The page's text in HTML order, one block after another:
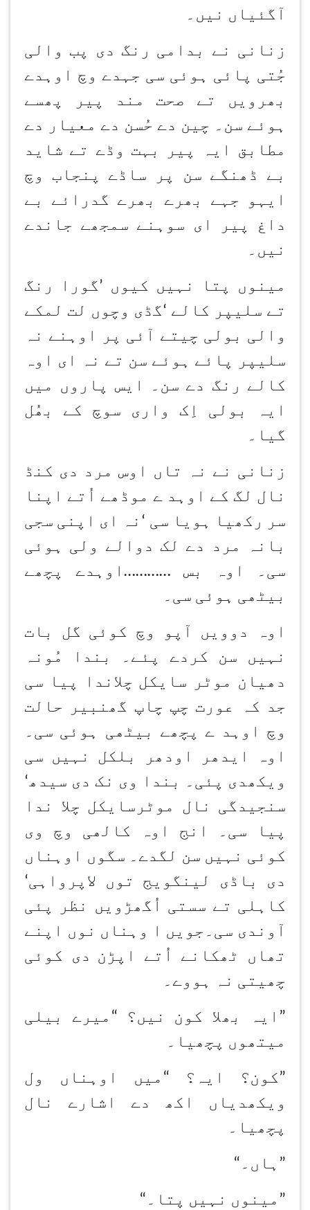
آگئیاں نیں۔
زنانی نے بدامی رنگ دی پب والی
جُتی پائی ہوئی سی جہدے وچ اوہدے
بھرویں تے صحت مند پیر پھسے
ہوئے سن۔ چین دے حُسن دے معیار دے
مطابق ایہ پیر بہت وڈے تے شاید
بے ڈھنگے سن پر ساڈے پنجاب وچ
ایہو جہے بھرے بھرے گدرائے بے
داغ پیر ای سوہنے سمجھے جاندے
نیں۔
مینوں پتا نہیں کیوں ’گورا رنگ
تے سلیپر کالے ‘گڈی وچوں لت لمکے
والی بولی چیتے آئی پر اوہنے نہ
سلیپر پائے ہوئے سن تے نہ ای اوہ
کالے رنگ دے سن۔ ایس پاروں میں
ایہ بولی اِک واری سوچ کے بھُل
گیا۔
زنانی نے نہ تاں اوس مرد دی کنڈ
نال لگ کے اوہد ے موڈھے اُتے اپنا
سر رکھیا ہویا سی ‘ نہ ای اپنی سجی
بانہ مرد دے لک دوالے ولی ہوئی
سی۔ اوہ بس ………… اوہدے پچھے
بیٹھی ہوئی سی۔
اوہ دوویں آپو وچ کوئی گل بات
نہیں سن کردے پئے۔ بندا مُونہ
دھیان موٹر سایکل چلاندا پیا سی
جد کہ عورت چپ چاپ گھنبیر حالت
وچ اوہد ے پچھے بیٹھی ہوئی سی۔
اوہ ایدھر اودھر بلکل نہیں سی
ویکھدی پئی۔ بندا وی نک دی سیدھ‘
سنجیدگی نال موٹرسایکل چلا ندا
پیا سی۔ انج اوہ کالھی وچ وی
کوئی نہیں سن لگدے۔ سگوں اوہناں
دی باڈی لینگویج توں لاپرواہی‘
کاہلی تے سستی اُگھڑویں نظر پئی
آوندی سی۔جویں ا وہناں نوں اپنے
تھاں ٹھکانے اُتے اپڑن دی کوئی
چھیتی نہ ہووے۔
”ایہ بھلا کون نیں؟ “ میرے بیلی
میتھوں پچھیا۔
”کون؟ ایہ؟ “ میں اوہناں ول
ویکھدیاں اکھ دے اشارے نال
پچھیا۔
”ہاں۔ “
”مینوں نہیں پتا۔ “